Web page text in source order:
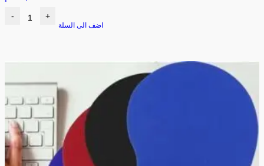
- +
اضف الى السلة